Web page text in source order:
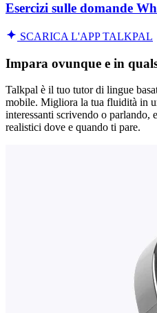
Esercizi sulle domande
SCARICA L'APP TALKPAL
Impara ovunque e in
Talkpal è il tuo tutor di lingue
mobile. Migliora la tua fluidità in
interessanti scrivendo o parlando,
realistici dove e quando ti pare.